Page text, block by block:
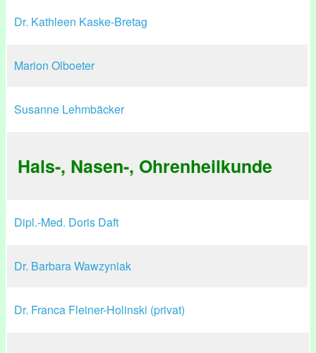
Dr. Kathleen Kaske-Bretag
Marion Olboeter
Susanne Lehmbäcker
Hals-, Nasen-, Ohrenheilkunde
Dipl.-Med. Doris Daft
Dr. Barbara Wawzyniak
Dr. Franca Fleiner-Holinski (privat)